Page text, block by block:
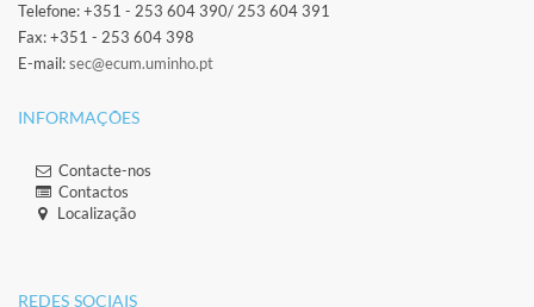
Telefone: +351 - 253 604 390/ 253 604 391
Fax: +351 - 253 604 398
E-mail:sec@ecum.uminho.pt
INFORMAÇÕES
Contacte-nos
Contactos
Localização
​REDES SOCIAIS​